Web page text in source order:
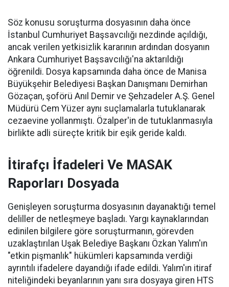
Söz konusu soruşturma dosyasının daha önce
İstanbul Cumhuriyet Başsavcılığı nezdinde açıldığı,
ancak verilen yetkisizlik kararının ardından dosyanın
Ankara Cumhuriyet Başsavcılığı'na aktarıldığı
öğrenildi. Dosya kapsamında daha önce de Manisa
Büyükşehir Belediyesi Başkan Danışmanı Demirhan
Gözaçan, şoförü Anıl Demir ve Şehzadeler A.Ş. Genel
Müdürü Cem Yüzer aynı suçlamalarla tutuklanarak
cezaevine yollanmıştı. Özalper'in de tutuklanmasıyla
birlikte adli süreçte kritik bir eşik geride kaldı.
İtirafçı İfadeleri Ve MASAK
Raporları Dosyada
Genişleyen soruşturma dosyasının dayanaktığı temel
deliller de netleşmeye başladı. Yargı kaynaklarından
edinilen bilgilere göre soruşturmanın, görevden
uzaklaştırılan Uşak Belediye Başkanı Özkan Yalım'ın
"etkin pişmanlık" hükümleri kapsamında verdiği
ayrıntılı ifadelere dayandığı ifade edildi. Yalım'ın itiraf
niteliğindeki beyanlarının yanı sıra dosyaya giren HTS